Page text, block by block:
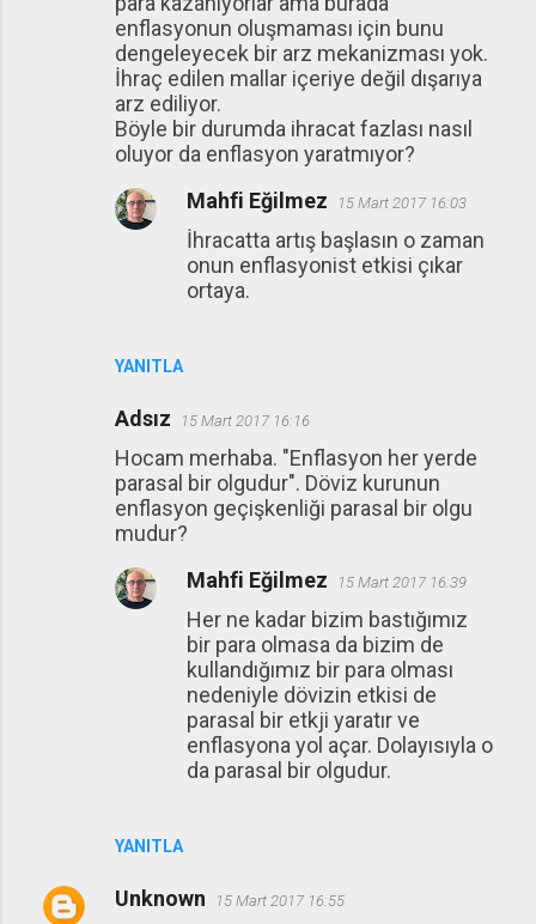
enflasyonun oluşmaması için bunu
dengeleyecek bir arz mekanizması yok.
İhraç edilen mallar içeriye değil dışarıya
arz ediliyor.
Böyle bir durumda ihracat fazlası nasıl
oluyor da enflasyon yaratmıyor?
YANITLA
Mahfi Eğilmez 15 Mart 2017 16:03
İhracatta artış başlasın o zaman
onun enflasyonist etkisi çıkar
ortaya.
Adsız 15 Mart 2017 16:16
Hocam merhaba. "Enflasyon her yerde
parasal bir olgudur". Döviz kurunun
enflasyon geçişkenliği parasal bir olgu
mudur?
YANITLA
Mahfi Eğilmez 15 Mart 2017 16:39
Her ne kadar bizim bastığımız
bir para olmasa da bizim de
kullandığımız bir para olması
nedeniyle dövizin etkisi de
parasal bir etkji yaratır ve
enflasyona yol açar. Dolayısıyla o
da parasal bir olgudur.
Unknown 15 Mart 2017 16:55